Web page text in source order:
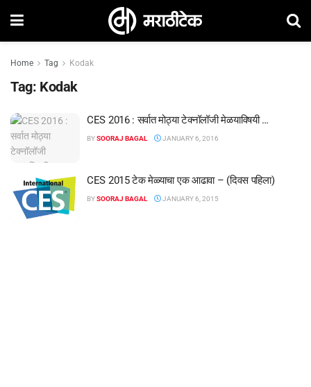
Home Tag Kodak
Tag: Kodak
CES 2016 : सर्वात मोठ्या टेक्नॉलॉजी मेळयाविषयी …
BYSOORAJ BAGAL JANUARY 6, 2016
CES 2015 टेक मेळ्याचा एक आढावा – (दिवस पहिला)
BYSOORAJ BAGAL JANUARY 6, 2015